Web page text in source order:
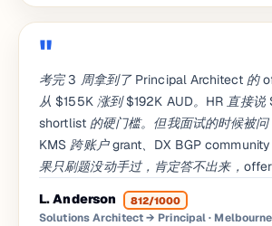
考完 3 周拿到了 Principal Architect 的
从 $155K 涨到 $192K AUD。HR 直接说
shortlist 的硬门槛。但我面试的时候被问
KMS 跨账户 grant、DX BGP
果只刷题没动手过，肯定答不出来，offer
L. Anderson
812/1000
Solutions Architect → Principal · Melbourne